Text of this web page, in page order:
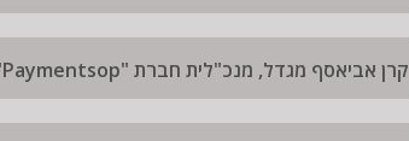
קרן אביאסף מגדל, מנכ"לית חברת "Paymentsop"